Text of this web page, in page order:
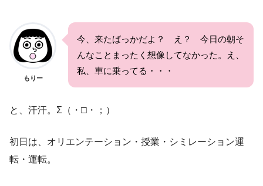
もりー
今、来たばっかだよ？ え？ 今日の朝そ
んなことまったく想像してなかった。え、
私、車に乗ってる・・・
と、汗汗。Σ（・□・；）
初日は、オリエンテーション・授業・シミレーション運
転・運転。